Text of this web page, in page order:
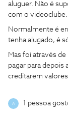
aluguer. Não é
com o
Normalmente é
tenha alugado, é
Mas foi através
pagar para depois
creditarem
A 1 pessoa